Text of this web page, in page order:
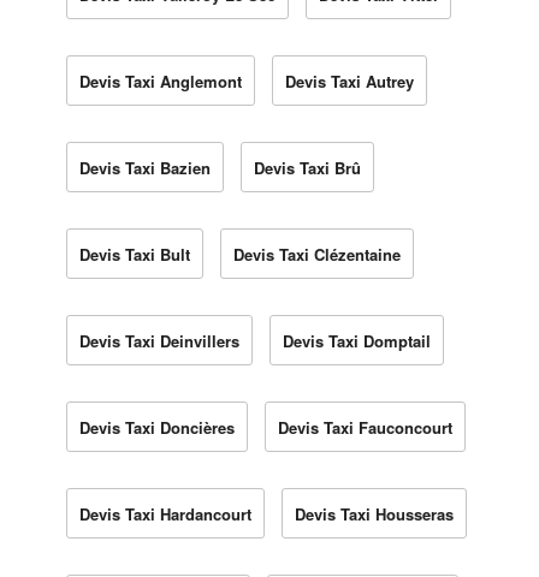
Devis Taxi Anglemont Devis Taxi Autrey
Devis Taxi Bazien Devis Taxi Brû
Devis Taxi Bult Devis Taxi Clézentaine
Devis Taxi Deinvillers Devis Taxi Domptail
Devis Taxi Doncières Devis Taxi Fauconcourt
Devis Taxi Hardancourt Devis Taxi Housseras